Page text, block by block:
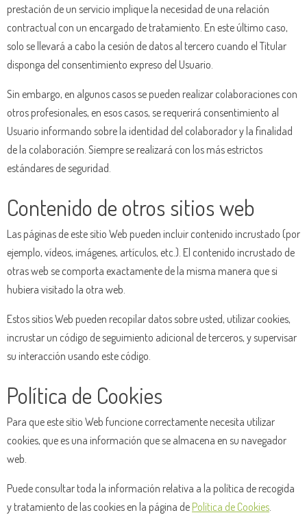
prestación de un servicio implique la necesidad de una relación
contractual con un encargado de tratamiento. En este último caso,
solo se llevará a cabo la cesión de datos al tercero cuando el Titular
disponga del consentimiento expreso del Usuario.
Sin embargo, en algunos casos se pueden realizar colaboraciones con
otros profesionales, en esos casos, se requerirá consentimiento al
Usuario informando sobre la identidad del colaborador y la finalidad
de la colaboración. Siempre se realizará con los más estrictos
estándares de seguridad.
Contenido de otros sitios web
Las páginas de este sitio Web pueden incluir contenido incrustado (por
ejemplo, vídeos, imágenes, artículos, etc.). El contenido incrustado de
otras web se comporta exactamente de la misma manera que si
hubiera visitado la otra web.
Estos sitios Web pueden recopilar datos sobre usted, utilizar cookies,
incrustar un código de seguimiento adicional de terceros, y supervisar
su interacción usando este código.
Política de Cookies
Para que este sitio Web funcione correctamente necesita utilizar
cookies, que es una información que se almacena en su navegador
web.
Puede consultar toda la información relativa a la política de recogida
y tratamiento de las cookies en la página dePolítica de Cookies.